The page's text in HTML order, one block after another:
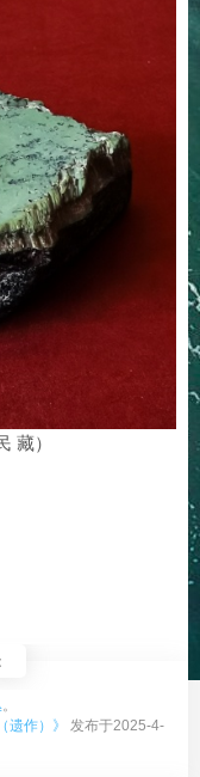
藏）
。
遗作）》
发布于2025-4-